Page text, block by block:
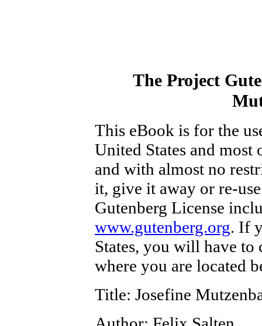
The Project
This eBook is for the
United States and
and with almost no
it, give it away or re-
Gutenberg License
www.gutenberg.org. If
States, you will have
where you are located
Title: Josefine